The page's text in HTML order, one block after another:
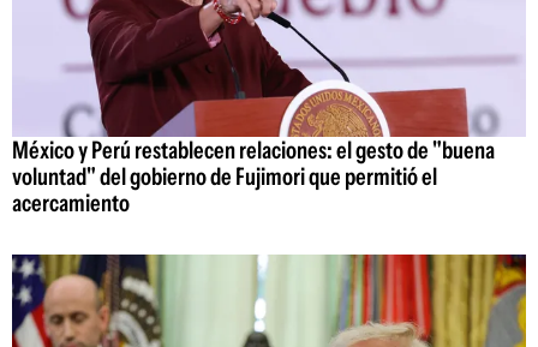
México y Perú restablecen relaciones: el gesto de "buena
voluntad" del gobierno de Fujimori que permitió el
acercamiento